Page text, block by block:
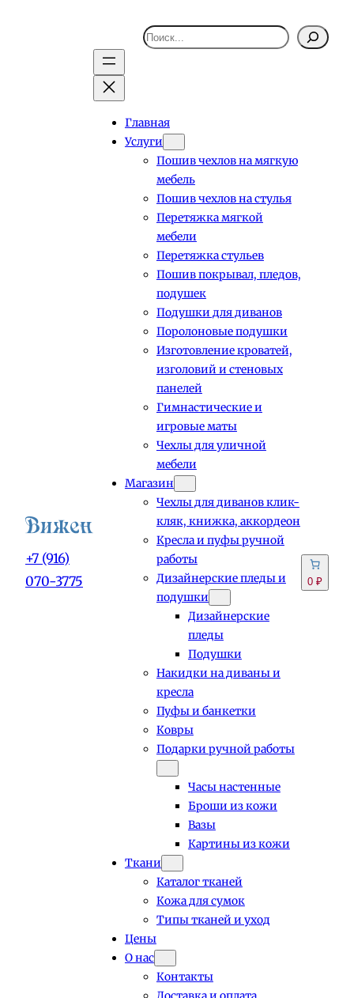
+7 (916)
070-3775
Поиск
Главная
Услуги
Пошив чехлов на мягкую
мебель
Пошив чехлов на стулья
Перетяжка мягкой
мебели
Перетяжка стульев
Пошив покрывал, пледов,
подушек
Подушки для диванов
Поролоновые подушки
Изготовление кроватей,
изголовий и стеновых
панелей
Гимнастические и
игровые маты
Чехлы для уличной
мебели
Магазин
Чехлы для диванов клик-
кляк, книжка, аккордеон
Кресла и пуфы ручной
работы
Дизайнерские пледы и
подушки
Дизайнерские
пледы
Подушки
Накидки на диваны и
кресла
Пуфы и банкетки
Ковры
Подарки ручной работы
Часы настенные
Броши из кожи
Вазы
Картины из кожи
Ткани
Каталог тканей
Кожа для сумок
Типы тканей и уход
Цены
О нас
Контакты
0 ₽